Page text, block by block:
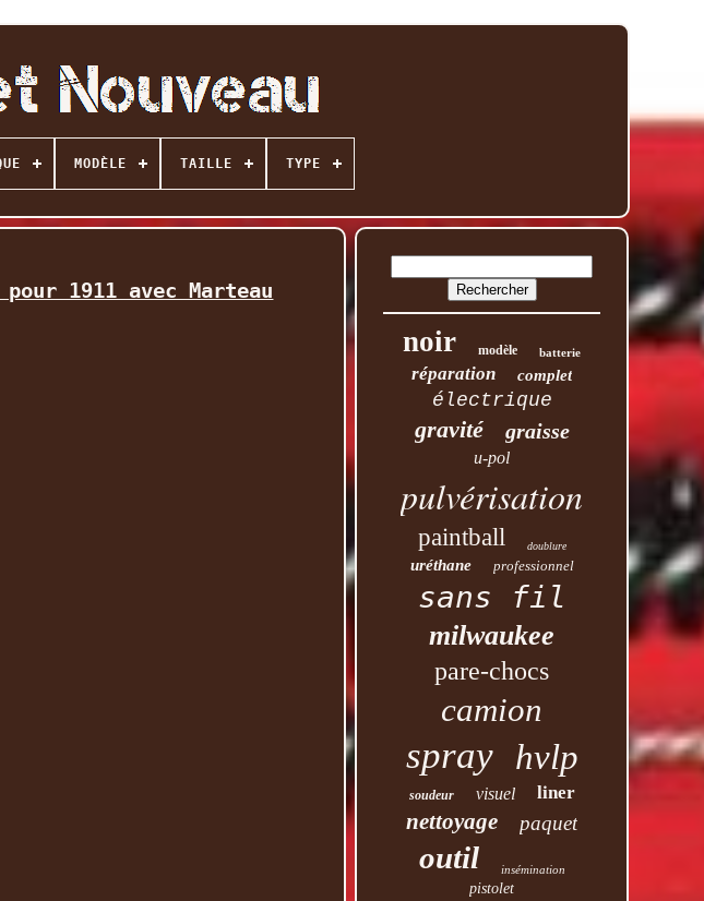
MODÈLE TAILLE TYPE
1911 avec Marteau
noir modèle batterie
réparation complet
électrique
gravité graisse
u-pol
pulvérisation
paintball doublure
uréthane professionnel
sans fil
milwaukee
pare-chocs
camion
spray hvlp
soudeur visuel liner
nettoyage paquet
outil insémination
pistolet